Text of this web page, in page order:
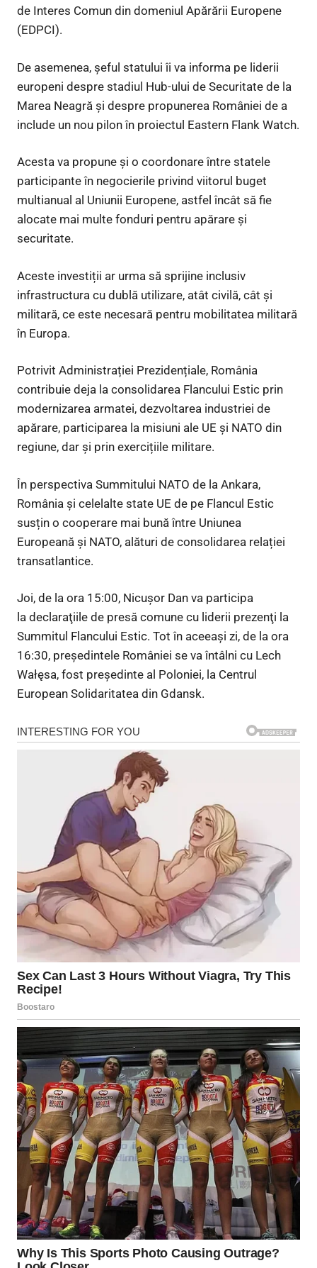
de Interes Comun din domeniul Apărării Europene
(EDPCI).
De asemenea, șeful statului îi va informa pe liderii
europeni despre stadiul Hub-ului de Securitate de la
Marea Neagră și despre propunerea României de a
include un nou pilon în proiectul Eastern Flank Watch.
Acesta va propune și o coordonare între statele
participante în negocierile privind viitorul buget
multianual al Uniunii Europene, astfel încât să fie
alocate mai multe fonduri pentru apărare și
securitate.
Aceste investiții ar urma să sprijine inclusiv
infrastructura cu dublă utilizare, atât civilă, cât și
militară, ce este necesară pentru mobilitatea militară
în Europa.
Potrivit Administrației Prezidențiale, România
contribuie deja la consolidarea Flancului Estic prin
modernizarea armatei, dezvoltarea industriei de
apărare, participarea la misiuni ale UE și NATO din
regiune, dar și prin exercițiile militare.
În perspectiva Summitului NATO de la Ankara,
România și celelalte state UE de pe Flancul Estic
susțin o cooperare mai bună între Uniunea
Europeană și NATO, alături de consolidarea relației
transatlantice.
Joi, de la ora 15:00, Nicușor Dan va participa
la declaraţiile de presă comune cu liderii prezenţi la
Summitul Flancului Estic. Tot în aceeași zi, de la ora
16:30, președintele României se va întâlni cu Lech
Wałęsa, fost președinte al Poloniei, la Centrul
European Solidaritatea din Gdansk.